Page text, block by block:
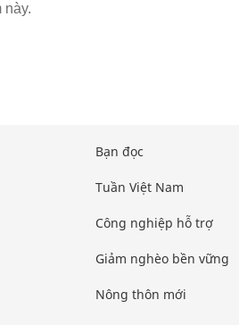
này.
Bạn đọc
Tuần Việt Nam
Công nghiệp hỗ trợ
Giảm nghèo bền vững
Nông thôn mới